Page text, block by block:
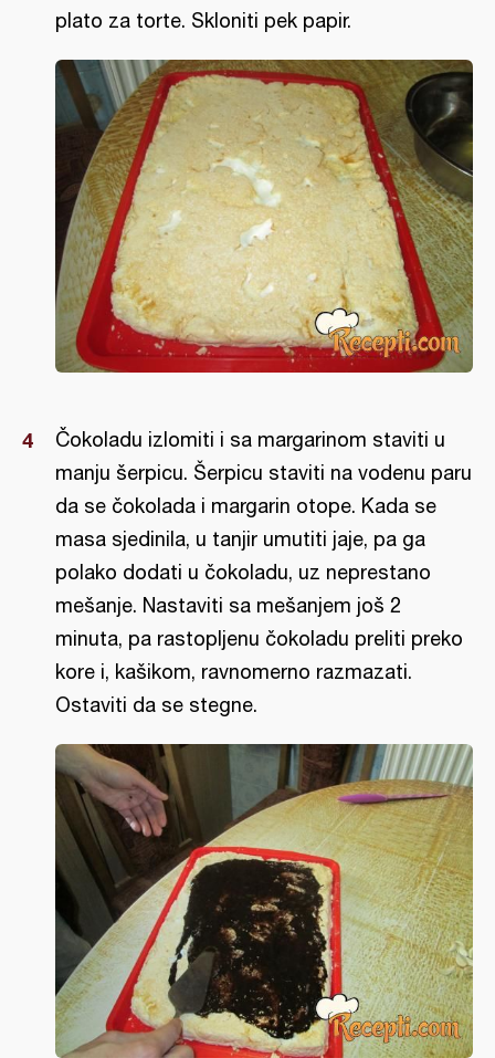
plato za torte. Skloniti pek papir.
Čokoladu izlomiti i sa margarinom staviti u
manju šerpicu. Šerpicu staviti na vodenu paru
da se čokolada i margarin otope. Kada se
masa sjedinila, u tanjir umutiti jaje, pa ga
polako dodati u čokoladu, uz neprestano
mešanje. Nastaviti sa mešanjem još 2
minuta, pa rastopljenu čokoladu preliti preko
kore i, kašikom, ravnomerno razmazati.
Ostaviti da se stegne.